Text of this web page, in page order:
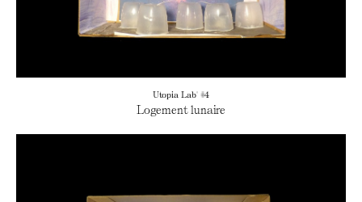
Utopia Lab' #4
Logement lunaire